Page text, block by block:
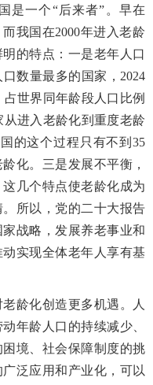
是一个“后来者”。早在
我国在2000年进入老龄
的特点：一是老年人口
数量最多的国家， 2024
占世界同年龄段人口比例
进入老龄化到重度老龄
的这个过程只有不到 35
化。三是发展不平衡，
几个特点使老龄化成为
所以，党的二十大报告
战略，发展养老事业和
实现全体老年人享有基
龄化创造更多机遇。人
年龄人口的持续减少、
境、社会保障制度的挑
泛应用和产业化，可以